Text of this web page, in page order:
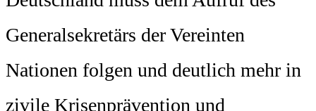
Generalsekretärs der Vereinten
Nationen folgen und deutlich mehr in
zivile Krisenprävention und